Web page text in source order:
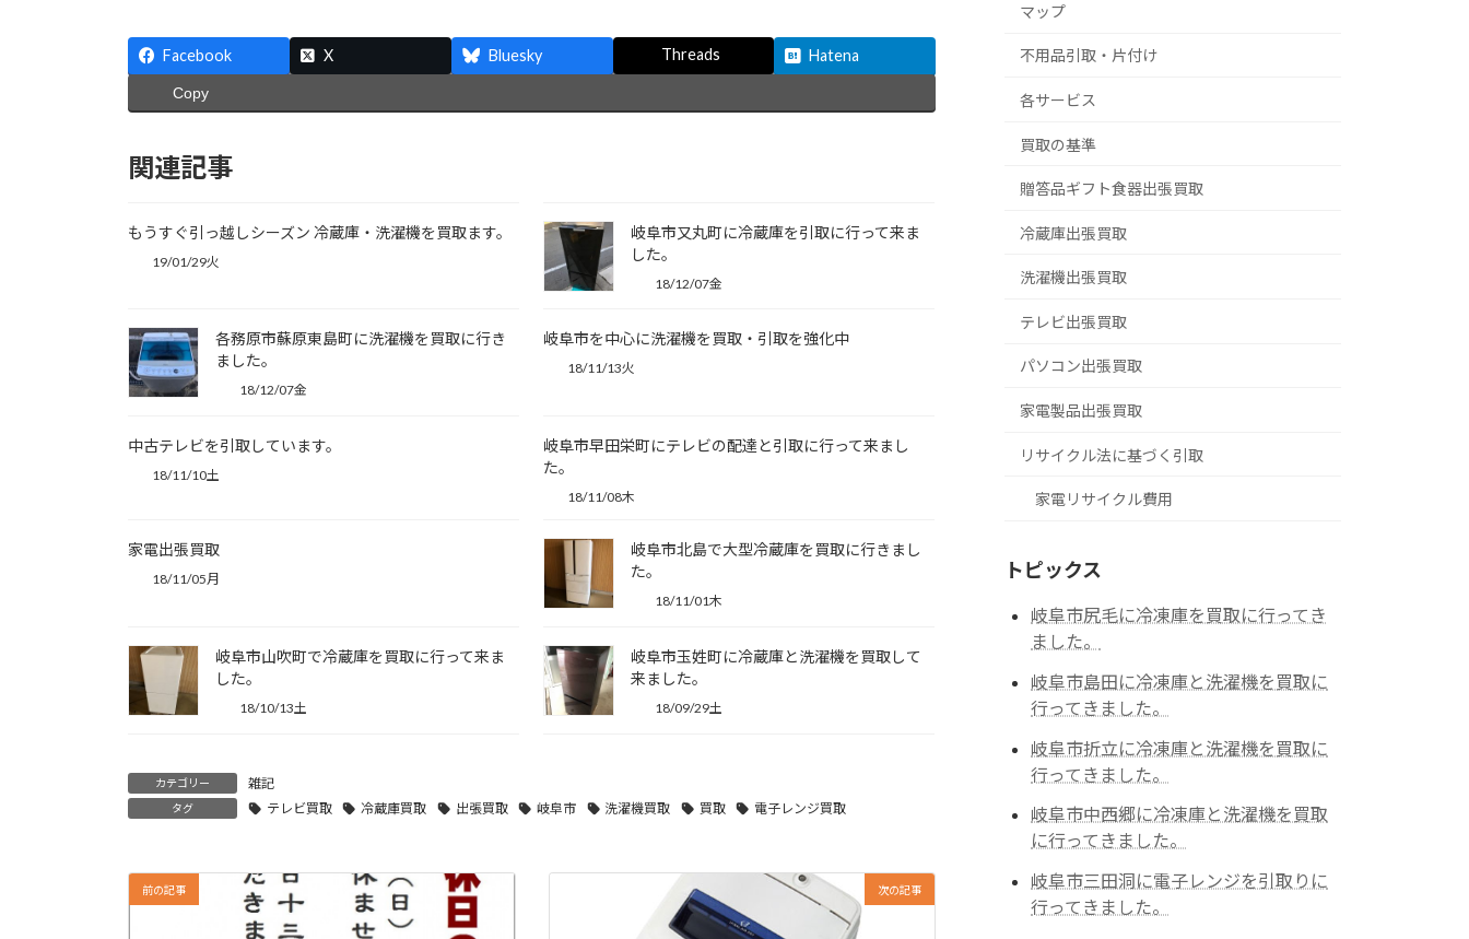
Facebook X Bluesky Threads Hatena
Copy
関連記事
もうすぐ引っ越しシーズン 冷蔵庫・洗濯機を買取ます。
19/01/29火
岐阜市又丸町に冷蔵庫を引取に行って来ま
した。
18/12/07金
各務原市蘇原東島町に洗濯機を買取に行き
ました。
18/12/07金
岐阜市を中心に洗濯機を買取・引取を強化中
18/11/13火
中古テレビを引取しています。
18/11/10土
岐阜市早田栄町にテレビの配達と引取に行って来まし
た。
18/11/08木
家電出張買取
18/11/05月
岐阜市北島で大型冷蔵庫を買取に行きまし
た。
18/11/01木
岐阜市山吹町で冷蔵庫を買取に行って来ま
した。
18/10/13土
岐阜市玉姓町に冷蔵庫と洗濯機を買取して
来ました。
18/09/29土
カテゴリー 雑記
タグ テレビ買取 冷蔵庫買取 出張買取 岐阜市 洗濯機買取 買取 電子レンジ買取
前の記事 次の記事
マップ
不用品引取・片付け
各サービス
買取の基準
贈答品ギフト食器出張買取
冷蔵庫出張買取
洗濯機出張買取
テレビ出張買取
パソコン出張買取
家電製品出張買取
リサイクル法に基づく引取
家電リサイクル費用
トピックス
岐阜市尻毛に冷凍庫を買取に行ってき
ました。
岐阜市島田に冷凍庫と洗濯機を買取に
行ってきました。
岐阜市折立に冷凍庫と洗濯機を買取に
行ってきました。
岐阜市中西郷に冷凍庫と洗濯機を買取
に行ってきました。
岐阜市三田洞に電子レンジを引取りに
行ってきました。